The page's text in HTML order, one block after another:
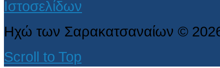
Ηχώ των Σαρακατσαναίων ©
Scroll to Top